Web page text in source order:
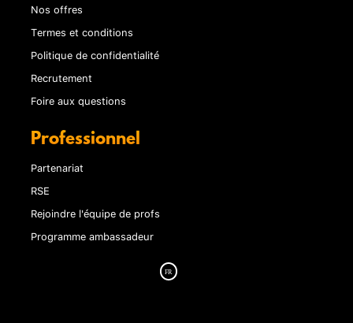
Nos offres
Termes et conditions
Politique de confidentialité
Recrutement
Foire aux questions
Professionnel
Partenariat
RSE
Rejoindre l'équipe de profs
Programme ambassadeur